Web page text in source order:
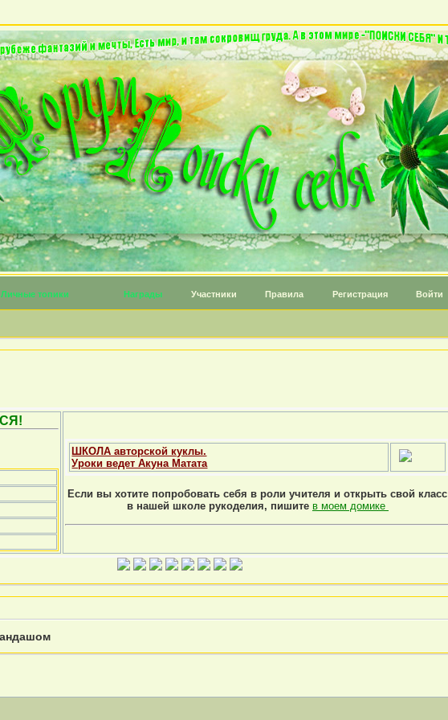
Личные топики Награды Участники Правила Регистрация Войти
ШКОЛА авторской куклы.
Уроки ведет Акуна Матата
Если вы хотите попробовать себя в роли учителя и открыть свой класс
в нашей школе рукоделия, пишите в моем домике